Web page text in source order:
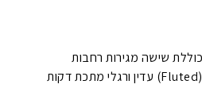
שישה מגירות רחבות
עם חזיתות במרקם פסים (Fluted) עדין ורגלי מתכת דקות